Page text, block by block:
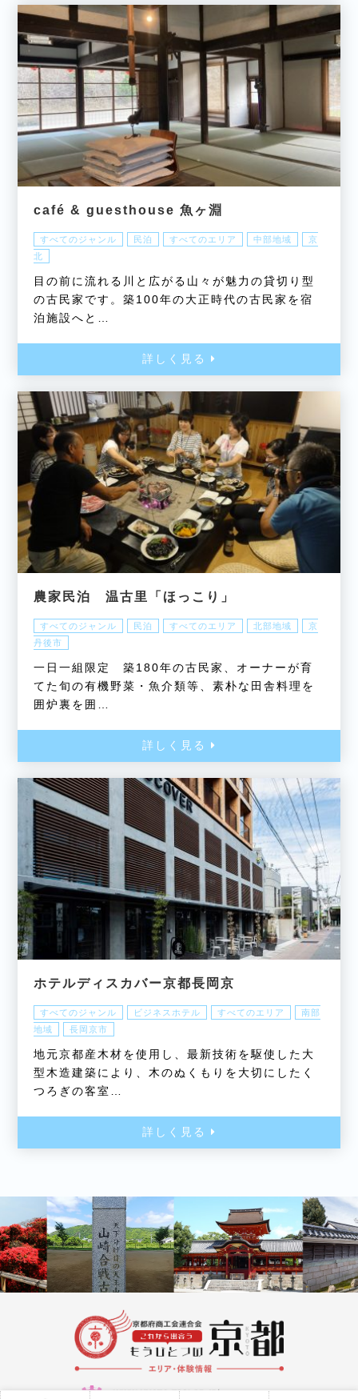
café & guesthouse 魚ヶ淵
すべてのジャンル 民泊 すべてのエリア 中部地域
京
北
目の前に流れる川と広がる山々が魅力の貸切り型
の古民家です。築100年の大正時代の古民家を宿
泊施設へと…
詳しく見る
農家民泊 温古里「ほっこり」
すべてのジャンル 民泊 すべてのエリア 北部地域
京
丹後市
一日一組限定 築180年の古民家、オーナーが育
てた旬の有機野菜・魚介類等、素朴な田舎料理を
囲炉裏を囲…
詳しく見る
ホテルディスカバー京都長岡京
すべてのジャンル ビジネスホテル すべてのエリア
南部
地域
長岡京市
地元京都産木材を使用し、最新技術を駆使した大
型木造建築により、木のぬくもりを大切にしたく
つろぎの客室…
詳しく見る